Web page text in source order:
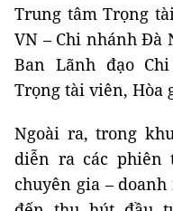
Trung tâm Trọng
VN – Chi nhánh Đà
Ban Lãnh đạo
Trọng tài viên, Hòa
Ngoài ra, trong
diễn ra các phiên
chuyên gia –